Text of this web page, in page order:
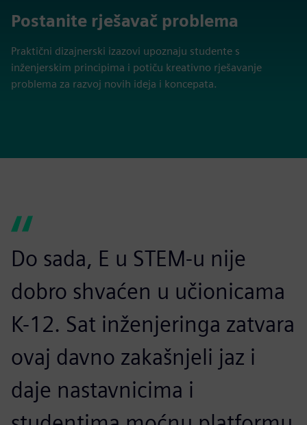
Postanite rješavač problema
Praktični dizajnerski izazovi upoznaju studente s
inženjerskim principima i potiču kreativno rješavanje
problema za razvoj novih ideja i koncepata.
Do sada, E u STEM-u nije
dobro shvaćen u učionicama
K-12. Sat inženjeringa zatvara
ovaj davno zakašnjeli jaz i
daje nastavnicima i